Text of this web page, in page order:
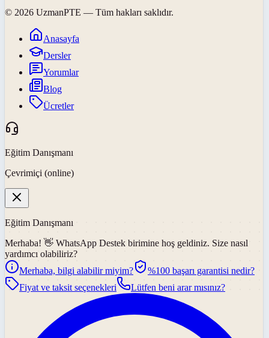
© 2026 UzmanPTE — Tüm hakları saklıdır.
Anasayfa
Dersler
Yorumlar
Blog
Ücretler
Eğitim Danışmanı
Çevrimiçi (online)
Eğitim Danışmanı
Merhaba! 👋 WhatsApp Destek birimine hoş geldiniz. Size nasıl
yardımcı olabiliriz?
Merhaba, bilgi alabilir miyim?
%100 başarı garantisi nedir?
Fiyat ve taksit seçenekleri
Lütfen beni arar mısınız?